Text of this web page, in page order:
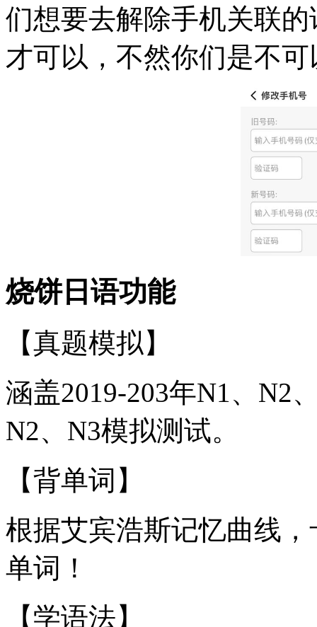
们想要去解除手机关联
才可以，不然你们是不
烧饼日语功能
【真题模拟】
涵盖2019-203年N1、N2
N2、N3模拟测试。
【背单词】
根据艾宾浩斯记忆曲线
单词！
【学语法】